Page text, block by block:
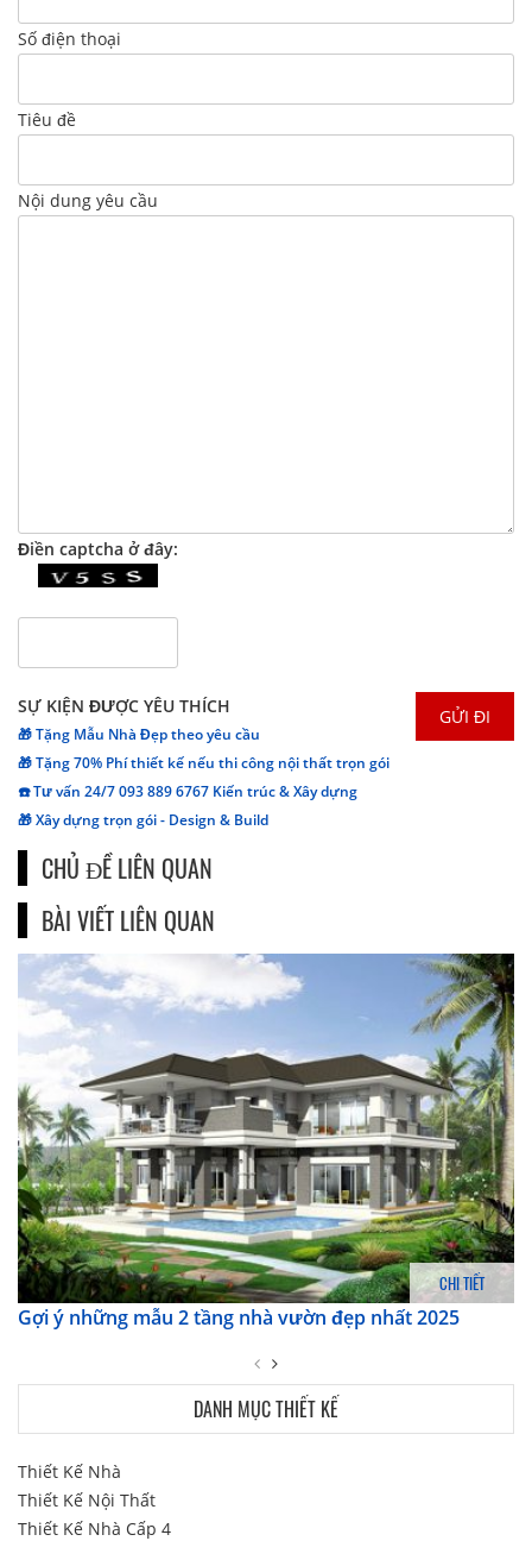
Số điện thoại
Tiêu đề
Nội dung yêu cầu
Điền captcha ở đây:
SỰ KIỆN ĐƯỢC YÊU THÍCH
🎁 Tặng Mẫu Nhà Đẹp theo yêu cầu
🎁 Tặng 70% Phí thiết kế nếu thi công nội thất trọn gói
☎️ Tư vấn 24/7 093 889 6767 Kiến trúc & Xây dựng
🎁 Xây dựng trọn gói - Design & Build
CHỦ ĐỀ LIÊN QUAN
BÀI VIẾT LIÊN QUAN
CHI TIẾT
Gợi ý những mẫu 2 tầng nhà vườn đẹp nhất 2025
DANH MỤC THIẾT KẾ
Thiết Kế Nhà
Thiết Kế Nội Thất
Thiết Kế Nhà Cấp 4